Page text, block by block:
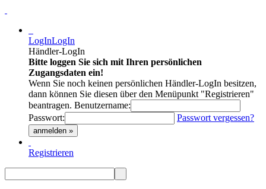
LogInLogIn
Händler-LogIn
Bitte loggen Sie sich mit Ihren persönlichen
Zugangsdaten ein!
Wenn Sie noch keinen persönlichen Händler-LogIn besitzen,
dann können Sie diesen über den Menüpunkt "Registrieren"
beantragen. Benutzername:
Passwort:
Passwort vergessen?
anmelden »
Registrieren